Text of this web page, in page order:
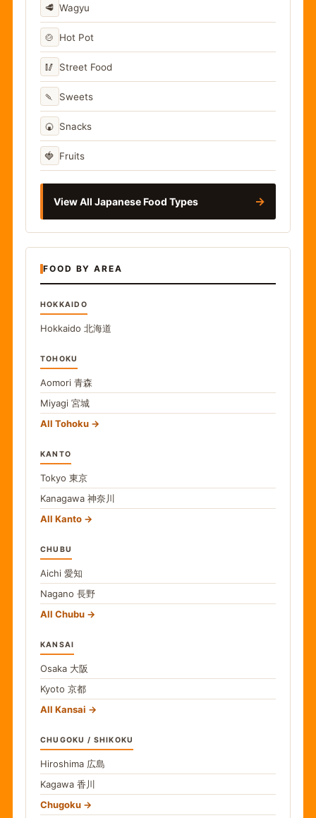
🥩 Wagyu
🍲 Hot Pot
🥢 Street Food
🍡 Sweets
🍘 Snacks
🍓 Fruits
View All Japanese Food Types →
FOOD BY AREA
HOKKAIDO
Hokkaido 北海道
TOHOKU
Aomori 青森
Miyagi 宮城
All Tohoku
KANTO
Tokyo 東京
Kanagawa 神奈川
All Kanto
CHUBU
Aichi 愛知
Nagano 長野
All Chubu
KANSAI
Osaka 大阪
Kyoto 京都
All Kansai
CHUGOKU / SHIKOKU
Hiroshima 広島
Kagawa 香川
Chugoku